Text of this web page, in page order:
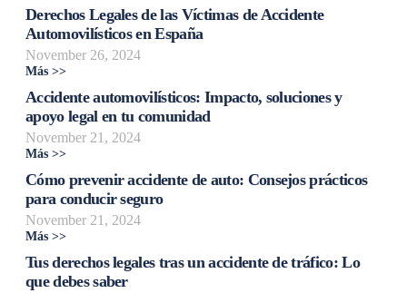
Derechos Legales de las Víctimas de Accidente
Automovilísticos en España
November 26, 2024
Más >>
Accidente automovilísticos: Impacto, soluciones y
apoyo legal en tu comunidad
November 21, 2024
Más >>
Cómo prevenir accidente de auto: Consejos prácticos
para conducir seguro
November 21, 2024
Más >>
Tus derechos legales tras un accidente de tráfico: Lo
que debes saber